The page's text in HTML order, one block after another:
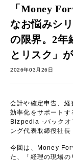
「Money
なお悩みシ
の限界。2年
とリスク」
2026年03月26日
会計や確定申告、
効率化をサポートす
Bizpedia -バックオ
ング代表取締役社長
今回は、 Money
た、「経理の現場の